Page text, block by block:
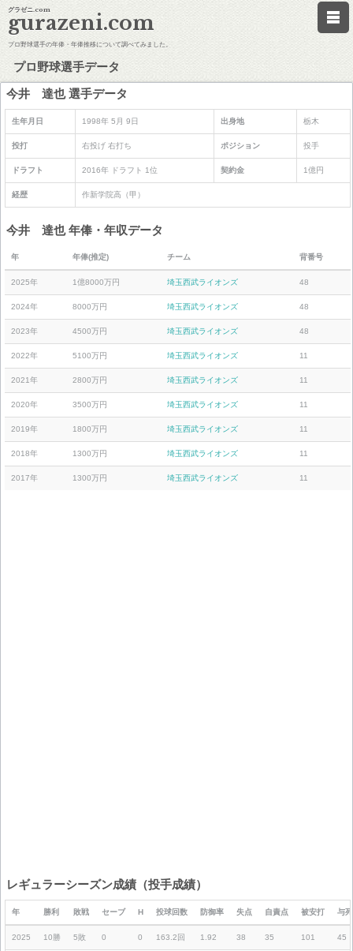
グラゼニ.com
gurazeni.com
プロ野球選手の年俸・年俸推移について調べてみました。
プロ野球選手データ
今井 達也 選手データ
生年月日 1998年 5月 9日 出身地 栃木
投打 右投げ 右打ち ポジション 投手
ドラフト 2016年 ドラフト 1位 契約金 1億円
経歴 作新学院高（甲）
今井 達也 年俸・年収データ
年 年俸(推定) チーム 背番号
2025年 1億8000万円 埼玉西武ライオンズ 48
2024年 8000万円 埼玉西武ライオンズ 48
2023年 4500万円 埼玉西武ライオンズ 48
2022年 5100万円 埼玉西武ライオンズ 11
2021年 2800万円 埼玉西武ライオンズ 11
2020年 3500万円 埼玉西武ライオンズ 11
2019年 1800万円 埼玉西武ライオンズ 11
2018年 1300万円 埼玉西武ライオンズ 11
2017年 1300万円 埼玉西武ライオンズ 11
レギュラーシーズン成績（投手成績）
年 勝利 敗戦 セーブ H 投球回数 防御率 失点 自責点 被安打 与
2025 10勝 5敗 0 0 163.2回 1.92 38 35 101 45